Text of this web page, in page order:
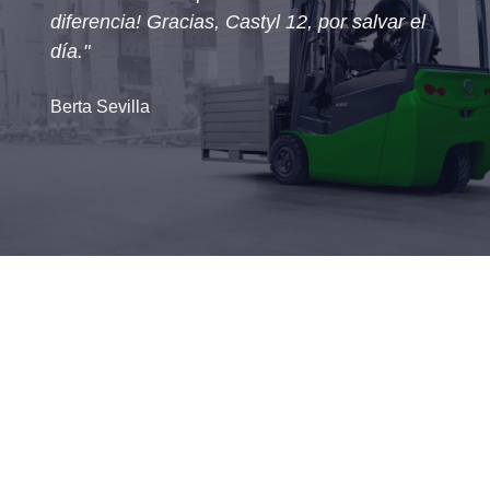
diferencia! Gracias, Castyl 12, por salvar el
día."
Berta Sevilla